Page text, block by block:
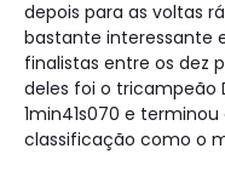
depois para as voltas
bastante interessante
finalistas entre os dez
deles foi o tricampeão
1min41s070 e
classificação como o